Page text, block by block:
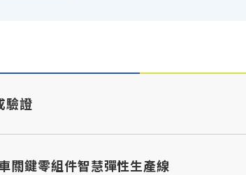
驗證
關鍵零組件智慧彈性生產線